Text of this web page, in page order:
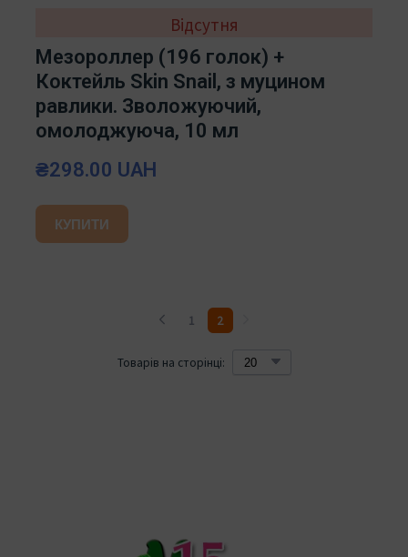
Відсутня
Мезороллер (196 голок) +
Коктейль Skin Snail, з муцином
равлики. Зволожуючий,
омолоджуюча, 10 мл
₴298.00 UAH
КУПИТИ
Товарів на сторінці:
1 2